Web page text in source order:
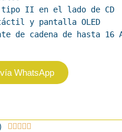
tipo II en el lado de CD
y pantalla OLED
de cadena de hasta 16
WhatsApp
    